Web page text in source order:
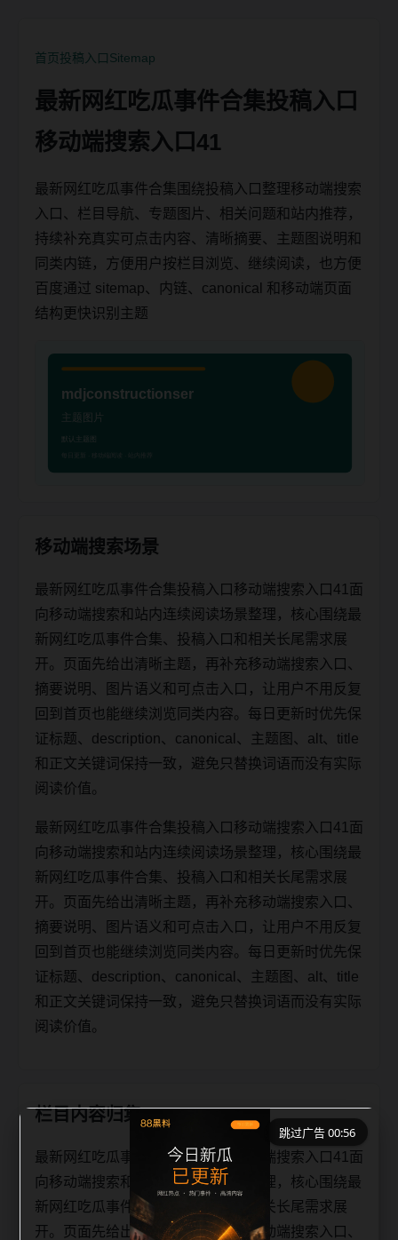
首页投稿入口Sitemap
最新网红吃瓜事件合集投稿入口
移动端搜索入口41
最新网红吃瓜事件合集围绕投稿入口整理移动端搜索
入口、栏目导航、专题图片、相关问题和站内推荐，
持续补充真实可点击内容、清晰摘要、主题图说明和
同类内链，方便用户按栏目浏览、继续阅读，也方便
百度通过 sitemap、内链、canonical 和移动端页面
结构更快识别主题
移动端搜索场景
最新网红吃瓜事件合集投稿入口移动端搜索入口41面
向移动端搜索和站内连续阅读场景整理，核心围绕最
新网红吃瓜事件合集、投稿入口和相关长尾需求展
开。页面先给出清晰主题，再补充移动端搜索入口、
摘要说明、图片语义和可点击入口，让用户不用反复
回到首页也能继续浏览同类内容。每日更新时优先保
证标题、description、canonical、主题图、alt、title
和正文关键词保持一致，避免只替换词语而没有实际
阅读价值。
最新网红吃瓜事件合集投稿入口移动端搜索入口41面
向移动端搜索和站内连续阅读场景整理，核心围绕最
新网红吃瓜事件合集、投稿入口和相关长尾需求展
开。页面先给出清晰主题，再补充移动端搜索入口、
摘要说明、图片语义和可点击入口，让用户不用反复
回到首页也能继续浏览同类内容。每日更新时优先保
证标题、description、canonical、主题图、alt、title
和正文关键词保持一致，避免只替换词语而没有实际
阅读价值。
栏目内容归集
最新网红吃瓜事件合集投稿入口移动端搜索入口41面
向移动端搜索和站内连续阅读场景整理，核心围绕最
新网红吃瓜事件合集、投稿入口和相关长尾需求展
开。页面先给出清晰主题，再补充移动端搜索入口、
跳过广告 00:56